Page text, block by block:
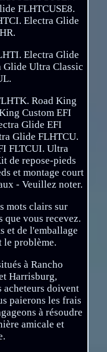
FLHTCUSE8.
Electra Glide
Electra Glide
Glide Ultra Classic
Road King
Custom EFI
Glide EFI
Glide FLHTCU.
FLTCUI. Ultra
de repose-pieds
et montage court
- Veuillez noter.
mots clairs sur
que vous recevez.
et de l'emballage
le problème.
à Rancho
Harrisburg,
acheteurs doivent
paierons les frais
à résoudre
amicale et